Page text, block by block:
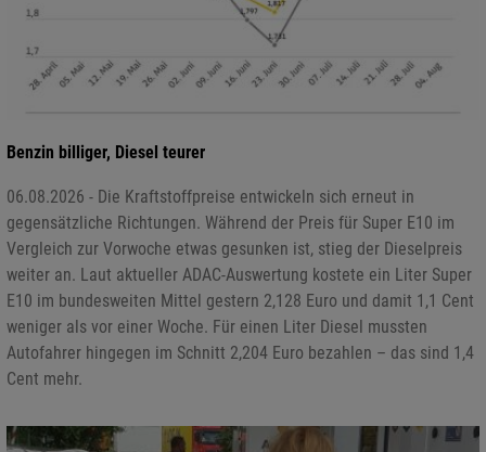
Benzin billiger, Diesel teurer
06.08.2026 - Die Kraftstoffpreise entwickeln sich erneut in
gegensätzliche Richtungen. Während der Preis für Super E10 im
Vergleich zur Vorwoche etwas gesunken ist, stieg der Dieselpreis
weiter an. Laut aktueller ADAC-Auswertung kostete ein Liter Super
E10 im bundesweiten Mittel gestern 2,128 Euro und damit 1,1 Cent
weniger als vor einer Woche. Für einen Liter Diesel mussten
Autofahrer hingegen im Schnitt 2,204 Euro bezahlen – das sind 1,4
Cent mehr.